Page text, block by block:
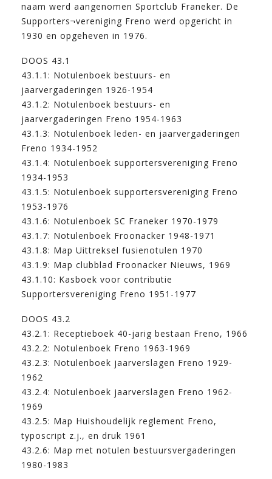
naam werd aangenomen Sportclub Franeker. De
Supporters¬vereniging Freno werd opgericht in
1930 en opgeheven in 1976.
DOOS 43.1
43.1.1: Notulenboek bestuurs- en
jaarvergaderingen 1926-1954
43.1.2: Notulenboek bestuurs- en
jaarvergaderingen Freno 1954-1963
43.1.3: Notulenboek leden- en jaarvergaderingen
Freno 1934-1952
43.1.4: Notulenboek supportersvereniging Freno
1934-1953
43.1.5: Notulenboek supportersvereniging Freno
1953-1976
43.1.6: Notulenboek SC Franeker 1970-1979
43.1.7: Notulenboek Froonacker 1948-1971
43.1.8: Map Uittreksel fusienotulen 1970
43.1.9: Map clubblad Froonacker Nieuws, 1969
43.1.10: Kasboek voor contributie
Supportersvereniging Freno 1951-1977
DOOS 43.2
43.2.1: Receptieboek 40-jarig bestaan Freno, 1966
43.2.2: Notulenboek Freno 1963-1969
43.2.3: Notulenboek jaarverslagen Freno 1929-
1962
43.2.4: Notulenboek jaarverslagen Freno 1962-
1969
43.2.5: Map Huishoudelijk reglement Freno,
typoscript z.j., en druk 1961
43.2.6: Map met notulen bestuursvergaderingen
1980-1983